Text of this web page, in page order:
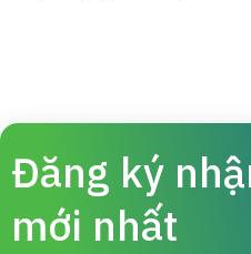
Đăng ký
mới nhất